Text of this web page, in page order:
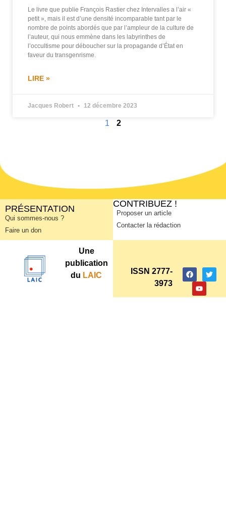
Le livre que publie François Rastier chez Intervalles a l’air «
petit », mais il est d’une densité incomparable tant par le
nombre de points abordés que par l’ampleur de la culture de
l’auteur, qui nous emmène dans les labyrinthes de
l’occultisme pour déboucher sur la propagande d’État en
faveur du transgenrisme.
LIRE »
Jacques Robert 12 décembre 2023
1 2
PRÉSENTATION
Qui sommes-nous ?
Faire un don
CONTRIBUEZ !
Proposer un article
Contacter la rédaction
Une
publication
du LAIC
ISSN 2777-
3973